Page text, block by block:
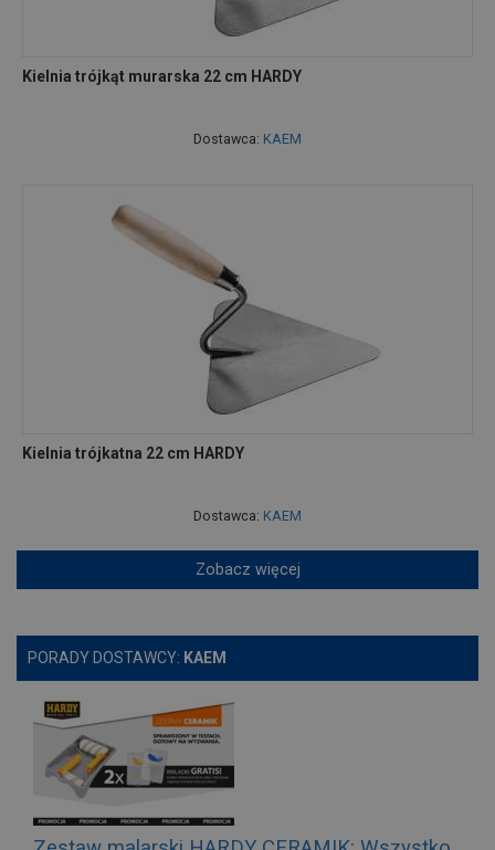
Kielnia trójkąt murarska 22 cm HARDY
Dostawca: KAEM
Kielnia trójkatna 22 cm HARDY
Dostawca: KAEM
Zobacz więcej
PORADY DOSTAWCY: KAEM